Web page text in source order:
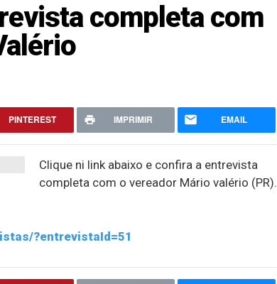
completa com
PINTEREST IMPRIMIR EMAIL
Clique ni link abaixo e confira a entrevista
completa com o vereador Mário valério (PR).
?entrevistaId=51